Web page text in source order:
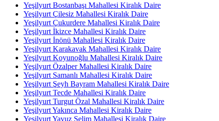
Yeşilyurt Bostanbaşı Mahallesi Kiralık Daire
Yeşilyurt Çilesiz Mahallesi Kiralık Daire
Yeşilyurt Çukurdere Mahallesi Kiralık Daire
Yeşilyurt İkizce Mahallesi Kiralık Daire
Yeşilyurt İnönü Mahallesi Kiralık Daire
Yeşilyurt Karakavak Mahallesi Kiralık Daire
Yeşilyurt Koyunoğlu Mahallesi Kiralık Daire
Yeşilyurt Özalper Mahallesi Kiralık Daire
Yeşilyurt Samanlı Mahallesi Kiralık Daire
Yeşilyurt Şeyh Bayram Mahallesi Kiralık Daire
Yeşilyurt Tecde Mahallesi Kiralık Daire
Yeşilyurt Turgut Özal Mahallesi Kiralık Daire
Yeşilyurt Yakınca Mahallesi Kiralık Daire
Yeşilyurt Yavuz Selim Mahallesi Kiralık Daire